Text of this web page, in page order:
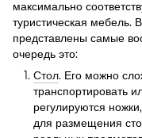
максимально
туристическая мебель.
представлены самые
очередь это:
Стол. Его можно
транспортировать
регулируются
для размещения